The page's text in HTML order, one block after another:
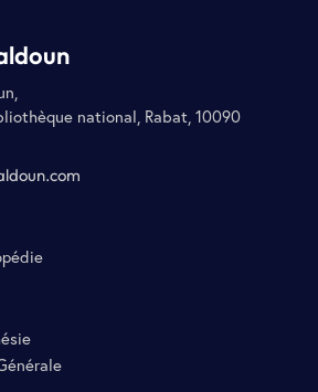
national, Rabat, 10090